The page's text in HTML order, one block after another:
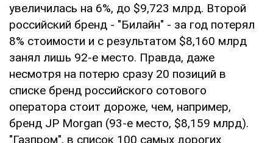
увеличилась на 6%, до $9,723 млрд. Второй
российский бренд - "Билайн" - за год потерял
8% стоимости и с результатом $8,160 млрд
занял лишь 92-е место. Правда, даже
несмотря на потерю сразу 20 позиций в
списке бренд российского сотового
оператора стоит дороже, чем, например,
бренд JP Morgan (93-е место, $8,159 млрд).
"Газпром", в список 100 самых дорогих